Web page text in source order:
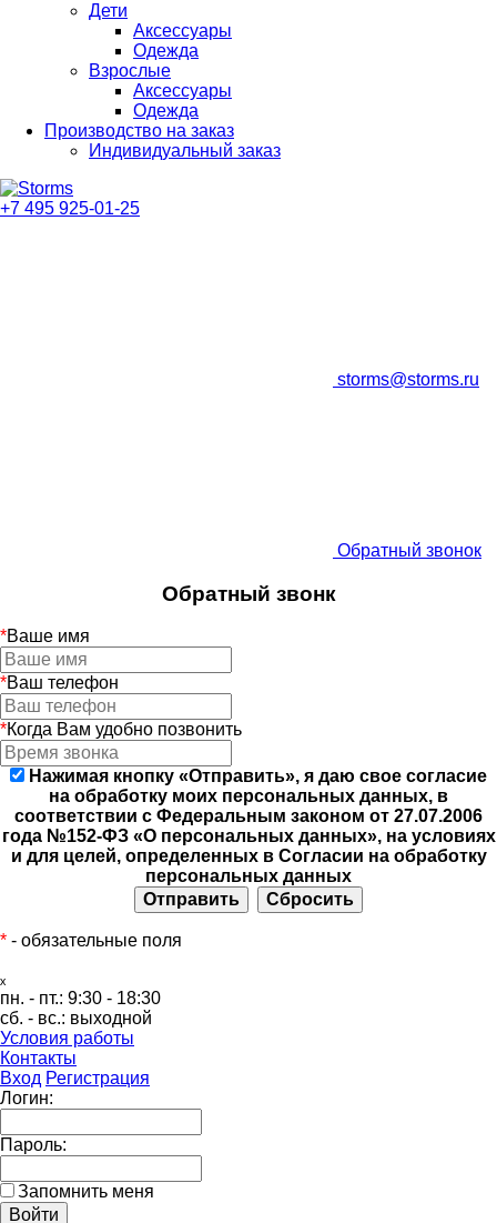
Дети
Аксессуары
Одежда
Взрослые
Аксессуары
Одежда
Производство на заказ
Индивидуальный заказ
+7 495 925-01-25
storms@storms.ru
Обратный звонок
Обратный звонк
*Ваше имя
*Ваш телефон
*Когда Вам удобно позвонить
Нажимая кнопку «Отправить», я даю свое согласие
на обработку моих персональных данных, в
соответствии с Федеральным законом от 27.07.2006
года №152-ФЗ «О персональных данных», на условиях
и для целей, определенных в Согласии на обработку
персональных данных
* - обязательные поля
ₓ
пн. - пт.: 9:30 - 18:30
сб. - вс.: выходной
Условия работы
Контакты
Вход Регистрация
Логин:
Пароль:
Запомнить меня